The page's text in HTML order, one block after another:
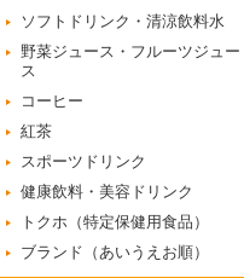
ソフトドリンク・清涼飲料水
野菜ジュース・フルーツジュー
ス
コーヒー
紅茶
スポーツドリンク
健康飲料・美容ドリンク
トクホ（特定保健用食品）
ブランド（あいうえお順）